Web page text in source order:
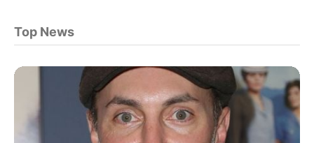
Top News